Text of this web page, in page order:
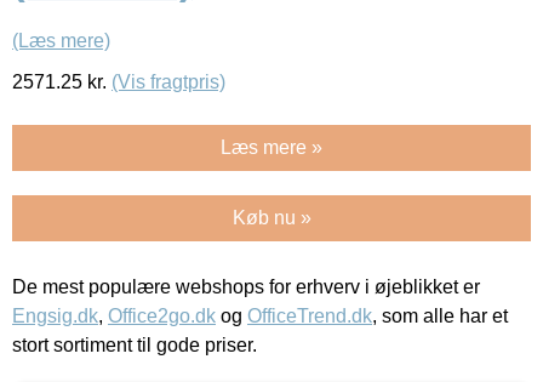
(Læs mere)
2571.25 kr. (Vis fragtpris)
Læs mere »
Køb nu »
De mest populære webshops for erhverv i øjeblikket er
Engsig.dk, Office2go.dk og OfficeTrend.dk, som alle har et
stort sortiment til gode priser.